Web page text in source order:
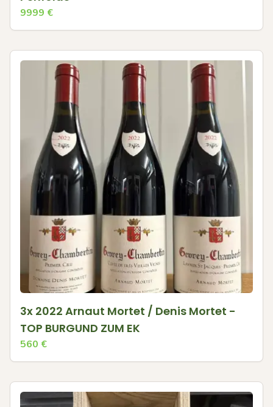
9999 €
3x 2022 Arnaut Mortet / Denis Mortet -
TOP BURGUND ZUM EK
560 €